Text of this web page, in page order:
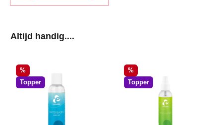
Productgalerij overslaan
Altijd handig....
Korting
%
Topper
Korting
%
Topper